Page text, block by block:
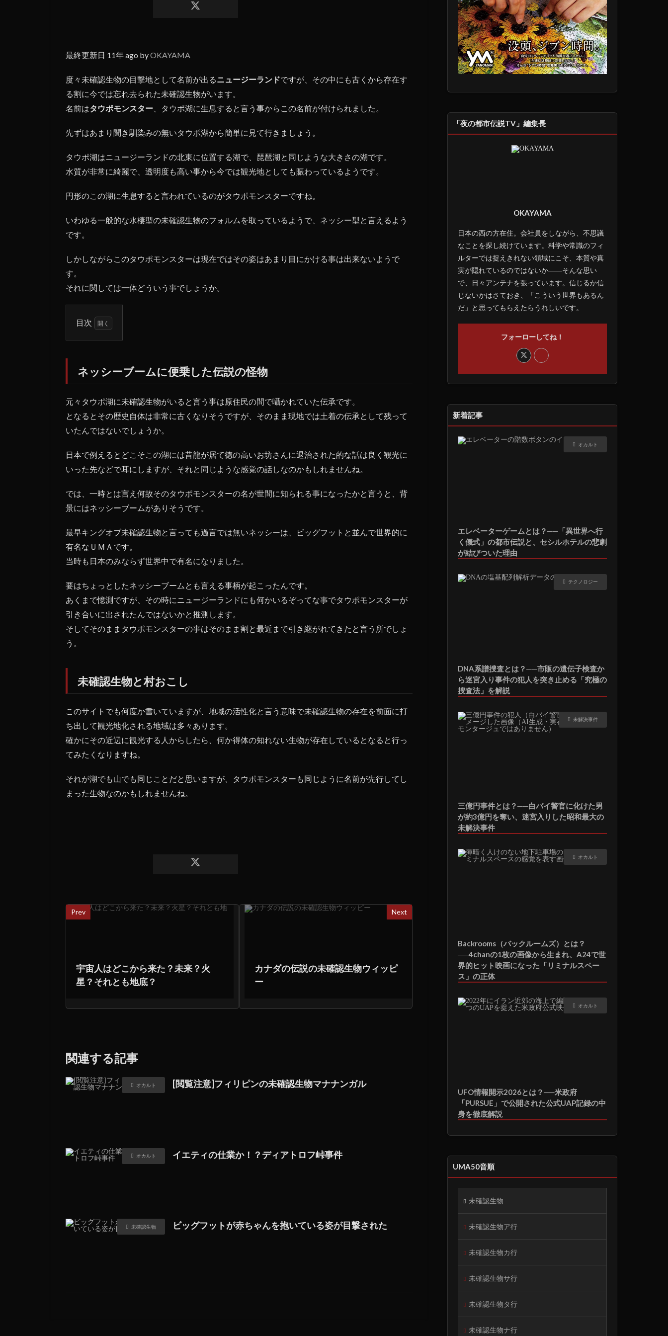
最終更新日 11年 ago byOKAYAMA
度々未確認生物の目撃地として名前が出る ニュージーランドですが、その中にも古くから存在す
る割に今では忘れ去られた未確認生物がいます。
名前はタウポモンスター 、タウポ湖に生息すると言う事からこの名前が付けられました。
先ずはあまり聞き馴染みの無いタウポ湖から簡単に見て行きましょう。
タウポ湖はニュージーランドの北東に位置する湖で、琵琶湖と同じような大きさの湖です。
水質が非常に綺麗で、透明度も高い事から今では観光地としても賑わっているようです。
円形のこの湖に生息すると言われているのがタウポモンスターですね。
いわゆる一般的な水棲型の未確認生物のフォルムを取っているようで、ネッシー型と言えるよう
です。
しかしながらこのタウポモンスターは現在ではその姿はあまり目にかける事は出来ないようで
す。
それに関しては一体どういう事でしょうか。
目次
シ
ー
ム
に
便
し
伝
の
怪
2
未
認
物
と
村
お
こ
ネッシーブームに便乗した伝説の怪物
元々タウポ湖に未確認生物がいると言う事は原住民の間で囁かれていた伝承です。
となるとその歴史自体は非常に古くなりそうですが、そのまま現地では土着の伝承として残って
いたんではないでしょうか。
日本で例えるとどこそこの湖には昔龍が居て徳の高いお坊さんに退治された的な話は良く観光に
いった先などで耳にしますが、それと同じような感覚の話しなのかもしれませんね。
では、一時とは言え何故そのタウポモンスターの名が世間に知られる事になったかと言うと、背
景にはネッシーブームがありそうです。
最早キングオブ未確認生物と言っても過言では無いネッシーは、ビッグフットと並んで世界的に
有名なＵＭＡです。
当時も日本のみならず世界中で有名になりました。
要はちょっとしたネッシーブームとも言える事柄が起こったんです。
あくまで憶測ですが、その時にニュージーランドにも何かいるぞってな事でタウポモンスターが
引き合いに出されたんではないかと推測します。
そしてそのままタウポモンスターの事はそのまま割と最近まで引き継がれてきたと言う所でしょ
う。
未確認生物と村おこし
このサイトでも何度か書いていますが、地域の活性化と言う意味で未確認生物の存在を前面に打
ち出して観光地化される地域は多々あります。
確かにその近辺に観光する人からしたら、何か得体の知れない生物が存在しているとなると行っ
てみたくなりますね。
それが湖でも山でも同じことだと思いますが、タウポモンスターも同じように名前が先行してし
まった生物なのかもしれませんね。
Prev
宇宙人はどこから来た？未来？火
星？それとも地底？
Next
カナダの伝説の未確認生物ウィッピ
ー
関連する記事
オカルト [閲覧注意]フィリピンの未確認生物マナナンガル
オカルト イエティの仕業か！？ディアトロフ峠事件
未確認生物 ビッグフットが赤ちゃんを抱いている姿が目撃された
「夜の都市伝説TV」編集長
OKAYAMA
日本の西の方在住。会社員をしながら、不思議
なことを探し続けています。科学や常識のフィ
ルターでは捉えきれない領域にこそ、本質や真
実が隠れているのではないか――そんな思い
で、日々アンテナを張っています。信じるか信
じないかはさておき、「こういう世界もあるん
だ」と思ってもらえたらうれしいです。
フォーローしてね！
新着記事
オカルト
エレベーターゲームとは？──「異世界へ行
く儀式」の都市伝説と、セシルホテルの悲劇
が結びついた理由
テクノロジー
DNA系譜捜査とは？──市販の遺伝子検査か
ら迷宮入り事件の犯人を突き止める「究極の
捜査法」を解説
未解決事件
三億円事件とは？──白バイ警官に化けた男
が約3億円を奪い、迷宮入りした昭和最大の
未解決事件
オカルト
Backrooms（バックルームズ）とは？
──4chanの1枚の画像から生まれ、A24で世
界的ヒット映画になった「リミナルスペー
ス」の正体
オカルト
UFO情報開示2026とは？──米政府
「PURSUE」で公開された公式UAP記録の中
身を徹底解説
UMA50音順
未確認生物
未確認生物ア行
未確認生物カ行
未確認生物サ行
未確認生物タ行
未確認生物ナ行